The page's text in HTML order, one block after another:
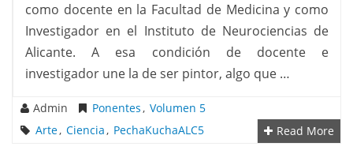
como docente en la Facultad de Medicina y como
Investigador en el Instituto de Neurociencias de
Alicante. A esa condición de docente e
investigador une la de ser pintor, algo que …
Admin Ponentes, Volumen 5
Arte, Ciencia, PechaKuchaALC5 Read More